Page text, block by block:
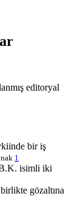
editoryal
bir iş
1
B.K. isimli iki
gözaltına